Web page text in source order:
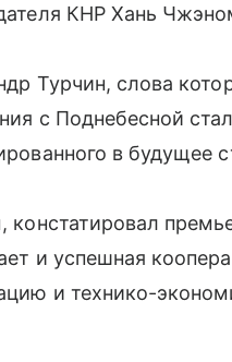
КНР Хань
Турчин, слова
с Поднебесной
в будущее
констатировал
и успешная
и технико-